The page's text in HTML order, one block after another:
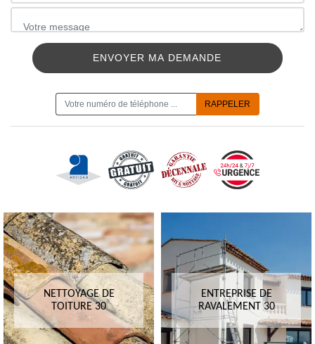
NETTOYAGE DE
TOITURE 30
ENTREPRISE DE
RAVALEMENT 30